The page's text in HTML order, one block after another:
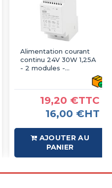
Alimentation courant
continu 24V 30W 1,25A
- 2 modules -
19,20 €TTC
16,00 €HT
AJOUTER AU
PANIER